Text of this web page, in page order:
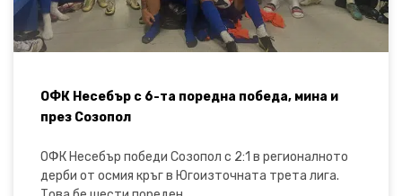
ОФК Несебър с 6-та поредна победа, мина и
през Созопол
ОФК Несебър победи Созопол с 2:1 в регионалното
дерби от осмия кръг в Югоизточната трета лига.